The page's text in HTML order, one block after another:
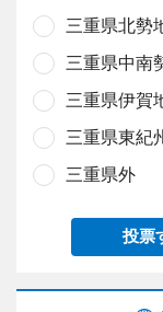
三重県北勢
三重県中南
三重県伊賀
三重県東紀
三重県外
投票